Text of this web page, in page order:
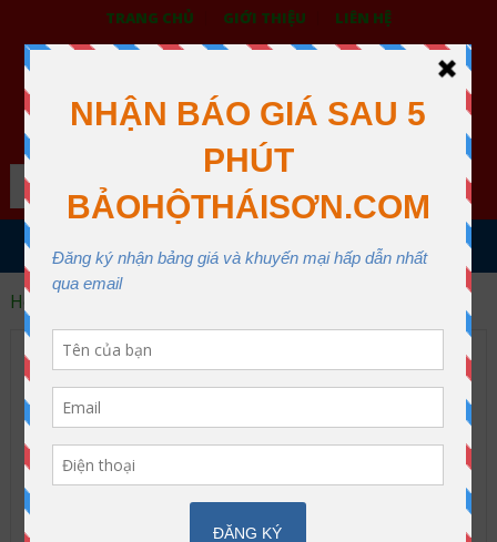
TRANG CHỦ GIỚI THIỆU LIÊN HỆ
BẢO HỘ LAO ĐỘNG THÁI SƠN
XƯỞNG MAY THÁI SƠN QUẬN 12
Search
MENU
Home
Quần áo công nhân
Archive
Mua quần áo bảo hộ chất lượng tốt mà